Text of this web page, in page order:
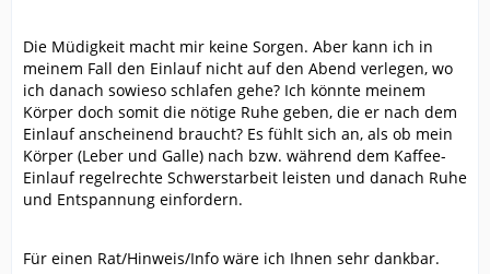
Die Müdigkeit macht mir keine Sorgen. Aber kann ich in
meinem Fall den Einlauf nicht auf den Abend verlegen, wo
ich danach sowieso schlafen gehe? Ich könnte meinem
Körper doch somit die nötige Ruhe geben, die er nach dem
Einlauf anscheinend braucht? Es fühlt sich an, als ob mein
Körper (Leber und Galle) nach bzw. während dem Kaffee-
Einlauf regelrechte Schwerstarbeit leisten und danach Ruhe
und Entspannung einfordern.
Für einen Rat/Hinweis/Info wäre ich Ihnen sehr dankbar.